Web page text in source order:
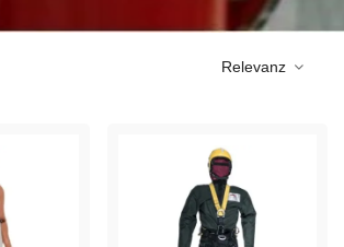
Relevanz